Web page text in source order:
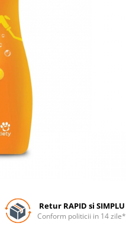
Retur RAPID si SIMPLU
Conform politicii in 14 zile*